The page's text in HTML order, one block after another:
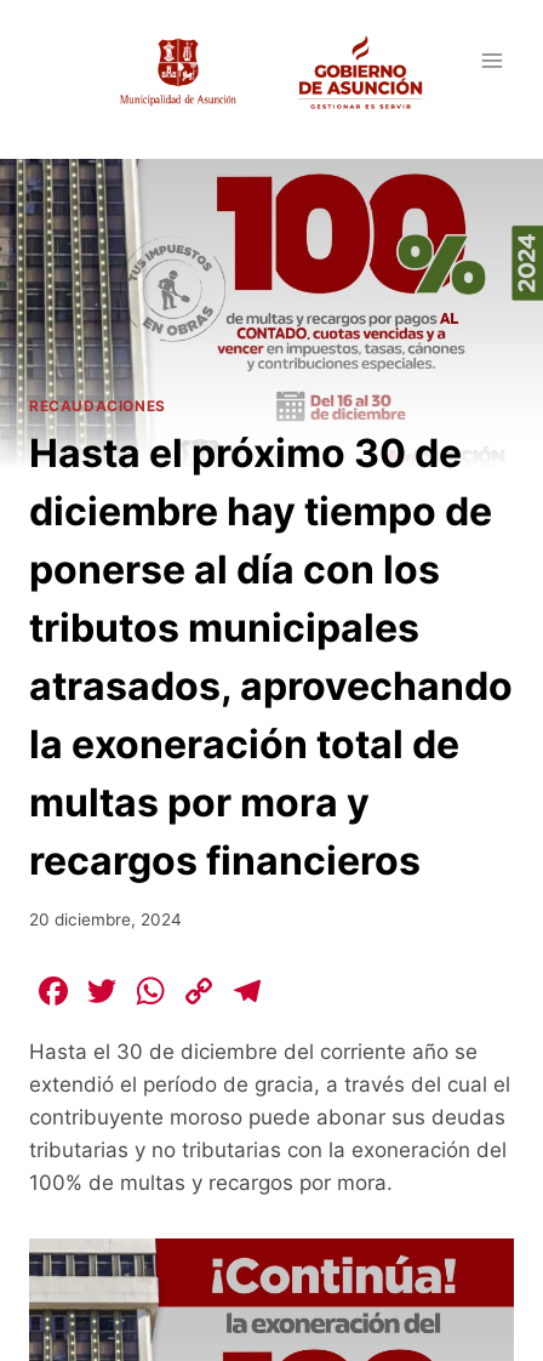
RECAUDACIONES
Hasta el próximo 30 de
diciembre hay tiempo de
ponerse al día con los
tributos municipales
atrasados, aprovechando
la exoneración total de
multas por mora y
recargos financieros
20 diciembre, 2024
F
c
e
b
o
k
T
itt
er
W
at
s
A
p
C
p
y
Li
n
e
gr
a
m
Hasta el 30 de diciembre del corriente año se
extendió el período de gracia, a través del cual el
contribuyente moroso puede abonar sus deudas
tributarias y no tributarias con la exoneración del
100% de multas y recargos por mora.